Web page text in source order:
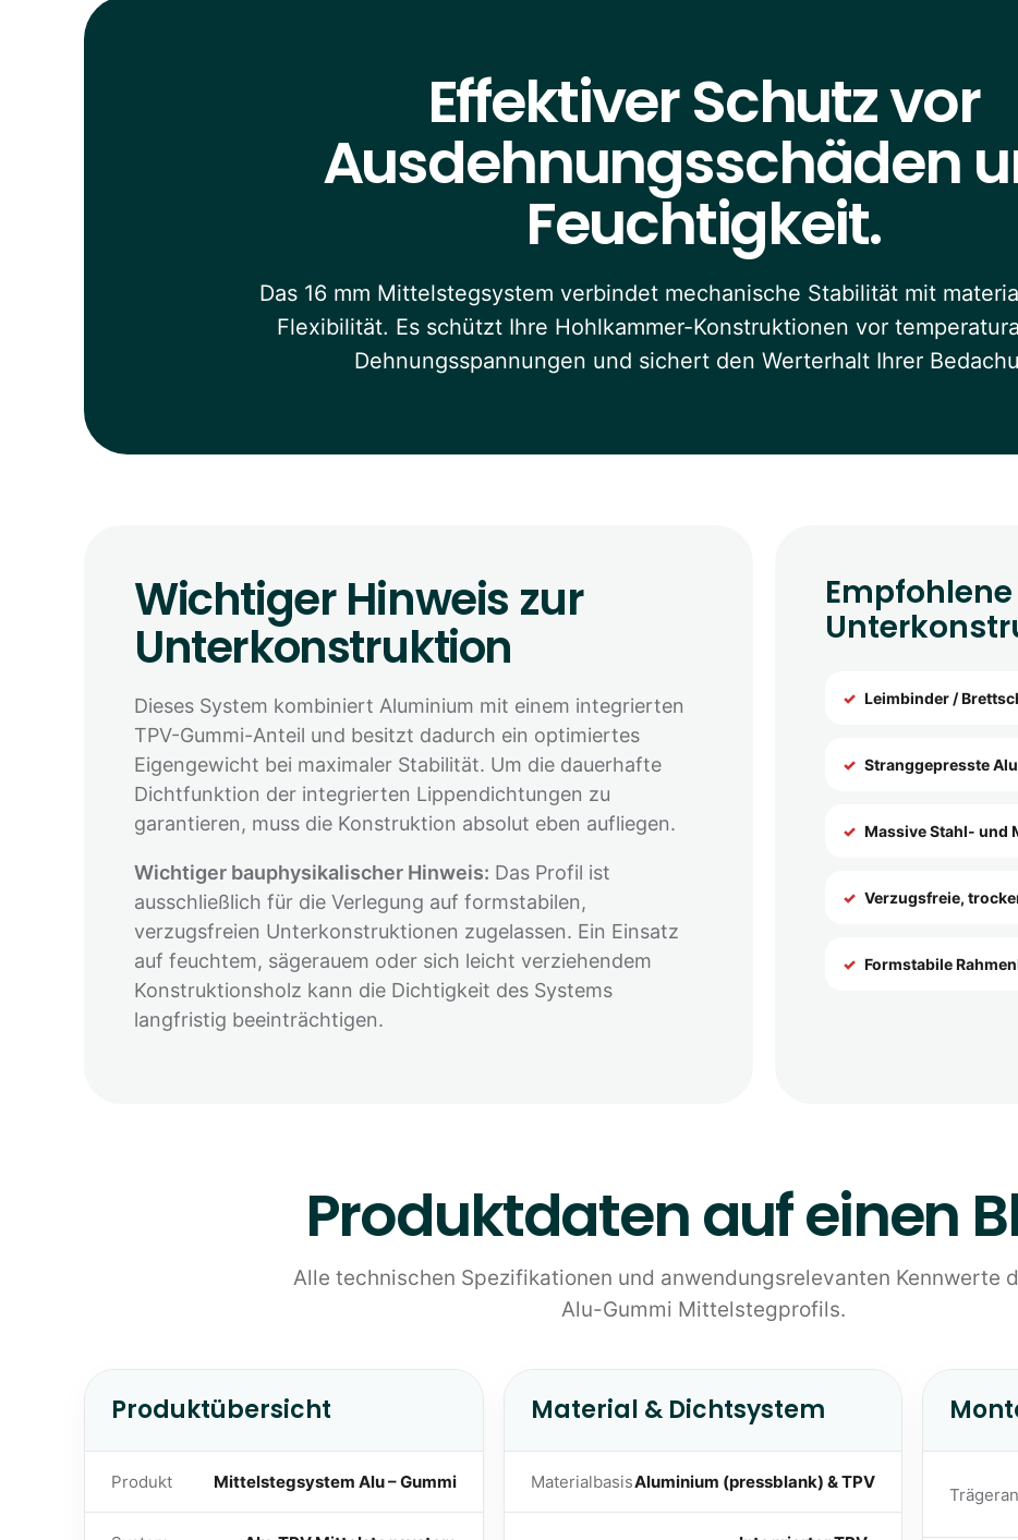
Effektiver Schutz vor
Ausdehnungsschäden
Feuchtigkeit.
Das 16 mm Mittelstegsystem verbindet mechanische Stabilität mit
Flexibilität. Es schützt Ihre Hohlkammer-Konstruktionen vor
Dehnungsspannungen und sichert den Werterhalt Ihrer
Wichtiger Hinweis zur
Unterkonstruktion
Dieses System kombiniert Aluminium mit einem integrierten
TPV-Gummi-Anteil und besitzt dadurch ein optimiertes
Eigengewicht bei maximaler Stabilität. Um die dauerhafte
Dichtfunktion der integrierten Lippendichtungen zu
garantieren, muss die Konstruktion absolut eben aufliegen.
Wichtiger bauphysikalischer Hinweis: Das Profil ist
ausschließlich für die Verlegung auf formstabilen,
verzugsfreien Unterkonstruktionen zugelassen. Ein Einsatz
auf feuchtem, sägerauem oder sich leicht verziehendem
Konstruktionsholz kann die Dichtigkeit des Systems
langfristig beeinträchtigen.
Empfohlene
Leimbinder /
Stranggepresste
Massive Stahl- und
Verzugsfreie,
Formstabile
Produktdaten auf einen
Alle technischen Spezifikationen und anwendungsrelevanten Kennwerte
Alu-Gummi Mittelstegprofils.
Produktübersicht
Produkt Mittelstegsystem Alu – Gummi
Material & Dichtsystem
MaterialbasisAluminium (pressblank) & TPV